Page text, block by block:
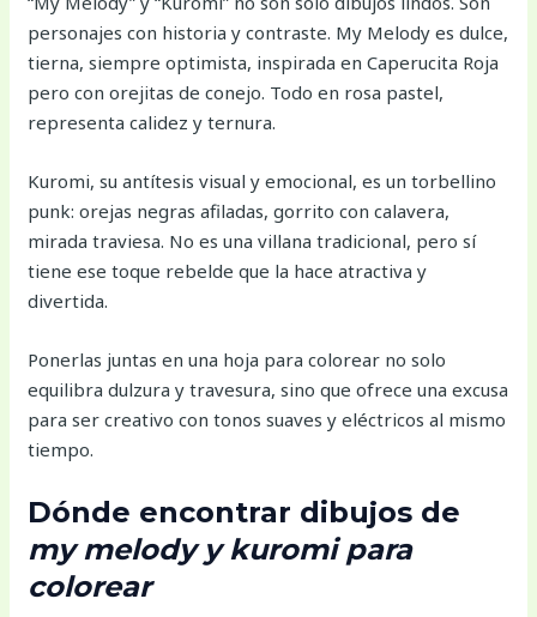
personajes con historia y contraste. My Melody es dulce,
tierna, siempre optimista, inspirada en Caperucita Roja
pero con orejitas de conejo. Todo en rosa pastel,
representa calidez y ternura.
Kuromi, su antítesis visual y emocional, es un torbellino
punk: orejas negras afiladas, gorrito con calavera,
mirada traviesa. No es una villana tradicional, pero sí
tiene ese toque rebelde que la hace atractiva y
divertida.
Ponerlas juntas en una hoja para colorear no solo
equilibra dulzura y travesura, sino que ofrece una excusa
para ser creativo con tonos suaves y eléctricos al mismo
tiempo.
Dónde encontrar dibujos de
my melody y kuromi para
colorear